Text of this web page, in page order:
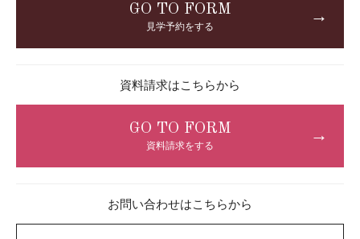
GO TO FORM
見学予約をする
→
資料請求はこちらから
GO TO FORM
資料請求をする
→
お問い合わせはこちらから